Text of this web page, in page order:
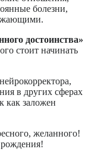
болезни,
достоинства»
стоит начинать
в других сферах
как заложен
желанного!